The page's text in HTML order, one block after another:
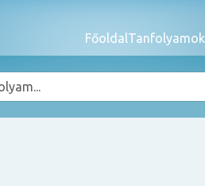
Főoldal Tanfolyamok